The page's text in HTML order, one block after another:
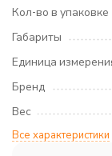
Кол-во в упаковке
Габариты
Единица
Бренд
Вес
Все характеристики